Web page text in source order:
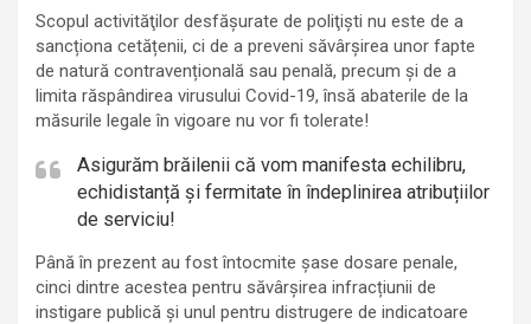
Scopul activităţilor desfăşurate de poliţişti nu este de a
sancționa cetățenii, ci de a preveni săvârșirea unor fapte
de natură contravențională sau penală, precum și de a
limita răspândirea virusului Covid-19, însă abaterile de la
măsurile legale în vigoare nu vor fi tolerate!
Asigurăm brăilenii că vom manifesta echilibru,
echidistanță și fermitate în îndeplinirea atribuțiilor
de serviciu!
Până în prezent au fost întocmite șase dosare penale,
cinci dintre acestea pentru săvârșirea infracțiunii de
instigare publică și unul pentru distrugere de indicatoare